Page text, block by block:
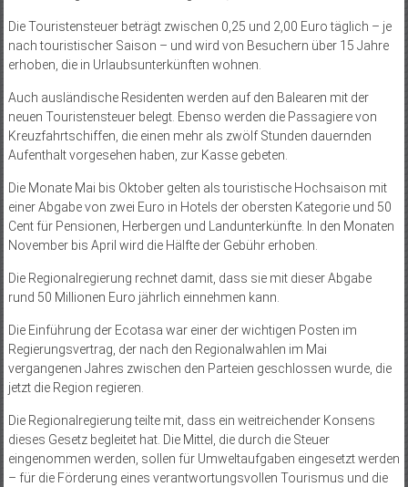
Die Touristensteuer beträgt zwischen 0,25 und 2,00 Euro täglich – je
nach touristischer Saison – und wird von Besuchern über 15 Jahre
erhoben, die in Urlaubsunterkünften wohnen.
Auch ausländische Residenten werden auf den Balearen mit der
neuen Touristensteuer belegt. Ebenso werden die Passagiere von
Kreuzfahrtschiffen, die einen mehr als zwölf Stunden dauernden
Aufenthalt vorgesehen haben, zur Kasse gebeten.
Die Monate Mai bis Oktober gelten als touristische Hochsaison mit
einer Abgabe von zwei Euro in Hotels der obersten Kategorie und 50
Cent für Pensionen, Herbergen und Landunterkünfte. In den Monaten
November bis April wird die Hälfte der Gebühr erhoben.
Die Regionalregierung rechnet damit, dass sie mit dieser Abgabe
rund 50 Millionen Euro jährlich einnehmen kann.
Die Einführung der Ecotasa war einer der wichtigen Posten im
Regierungsvertrag, der nach den Regionalwahlen im Mai
vergangenen Jahres zwischen den Parteien geschlossen wurde, die
jetzt die Region regieren.
Die Regionalregierung teilte mit, dass ein weitreichender Konsens
dieses Gesetz begleitet hat. Die Mittel, die durch die Steuer
eingenommen werden, sollen für Umweltaufgaben eingesetzt werden
– für die Förderung eines verantwortungsvollen Tourismus und die